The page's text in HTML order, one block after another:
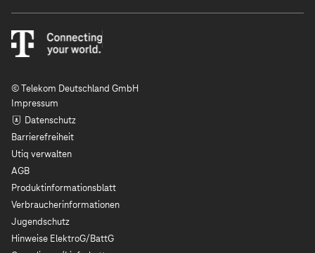
© Telekom Deutschland GmbH
Impressum
Datenschutz
Barrierefreiheit
Utiq verwalten
AGB
Produktinformationsblatt
Verbraucherinformationen
Jugendschutz
Hinweise ElektroG/BattG